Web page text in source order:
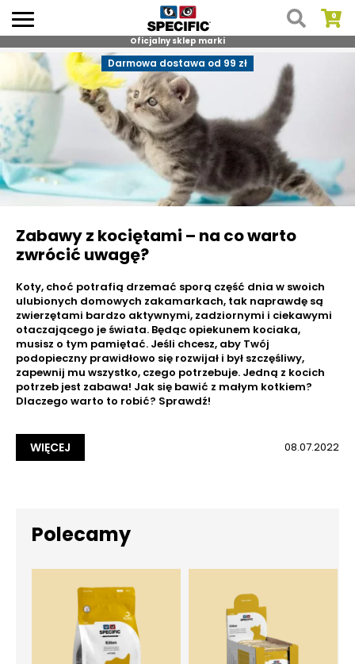
Skip
content
Oficjalny sklep marki
Darmowa dostawa od 99 zł
Zabawy z kociętami – na co warto
zwrócić uwagę?
Koty, choć potrafią drzemać sporą część dnia w swoich
ulubionych domowych zakamarkach, tak naprawdę są
zwierzętami bardzo aktywnymi, zadziornymi i ciekawymi
otaczającego je świata. Będąc opiekunem kociaka,
musisz o tym pamiętać. Jeśli chcesz, aby Twój
podopieczny prawidłowo się rozwijał i był szczęśliwy,
zapewnij mu wszystko, czego potrzebuje. Jedną z kocich
potrzeb jest zabawa! Jak się bawić z małym kotkiem?
Dlaczego warto to robić? Sprawdź!
WIĘCEJ 08.07.2022
Polecamy